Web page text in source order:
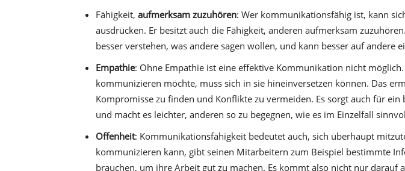
Fähigkeit, aufmerksam zuzuhören: Wer kommunikationsfähig ist, kann
ausdrücken. Er besitzt auch die Fähigkeit, anderen aufmerksam
besser verstehen, was andere sagen wollen, und kann besser auf andere
Empathie: Ohne Empathie ist eine effektive Kommunikation nicht
kommunizieren möchte, muss sich in sie hineinversetzen können. Das
Kompromisse zu finden und Konflikte zu vermeiden. Es sorgt auch für ein
und macht es leichter, anderen so zu begegnen, wie es im Einzelfall
Offenheit: Kommunikationsfähigkeit bedeutet auch, sich überhaupt
kommunizieren kann, gibt seinen Mitarbeitern zum Beispiel bestimmte
brauchen, um ihre Arbeit gut zu machen. Es kommt also nicht nur darauf